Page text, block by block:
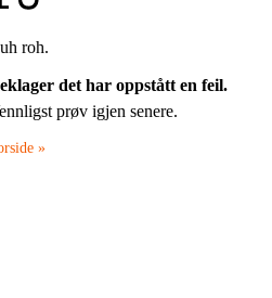
roh.
det har oppstått en feil.
prøv igjen senere.
»